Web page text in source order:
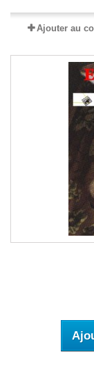
Ajouter au